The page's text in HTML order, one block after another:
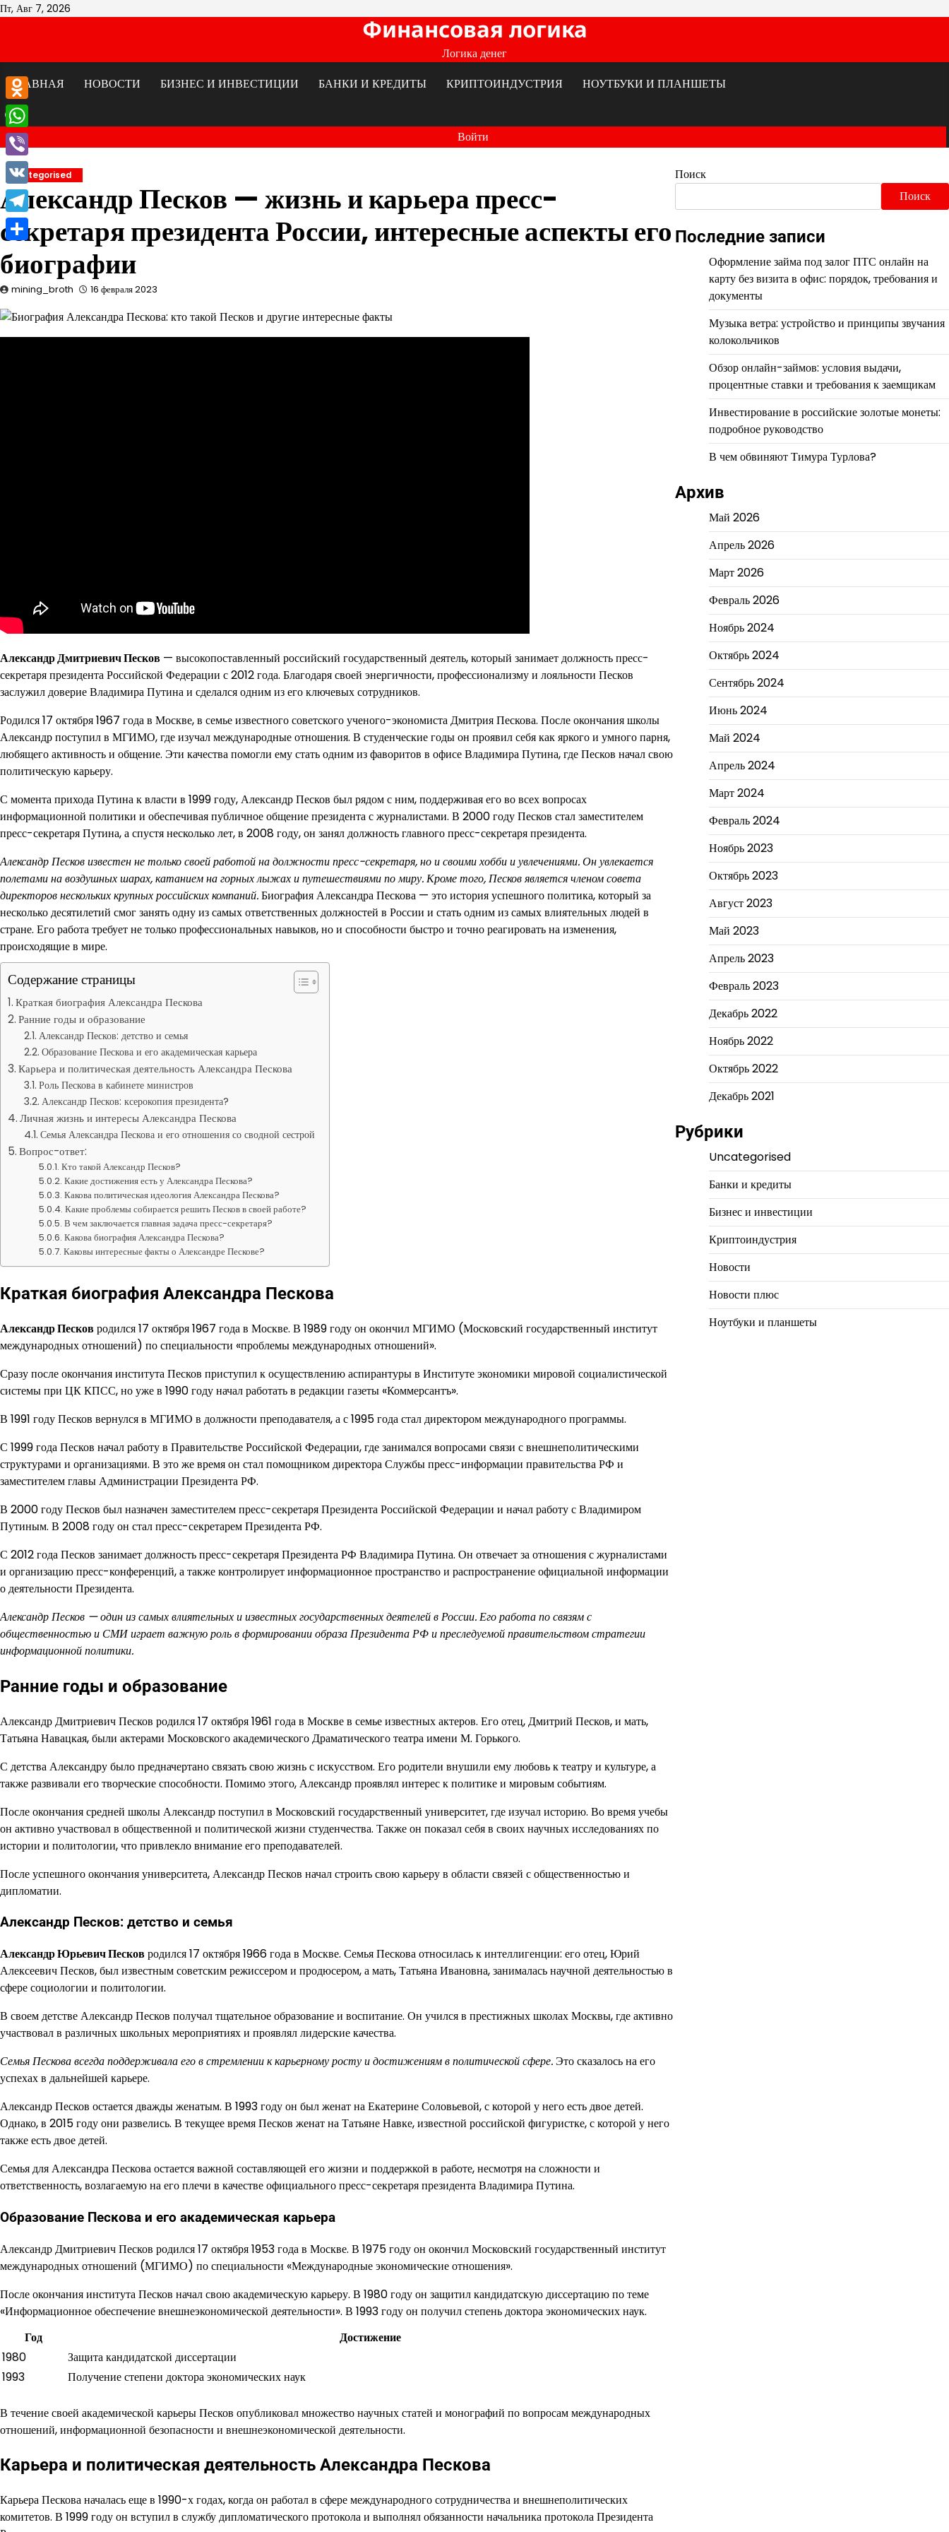
Перейти
Пт, Авг 7, 2026
Финансовая логика
Логика денег
ГЛАВНАЯ
НОВОСТИ БИЗНЕС И ИНВЕСТИЦИИ БАНКИ И КРЕДИТЫ КРИПТОИНДУСТРИЯ НОУТБУКИ И ПЛАНШЕТЫ
Войти
Uncategorised
Александр Песков — жизнь и карьера пресс-
секретаря президента России, интересные аспекты его
биографии
mining_broth 16 февраля 2023
Александр Дмитриевич Песков — высокопоставленный российский государственный деятель, который занимает должность пресс-
секретаря президента Российской Федерации с 2012 года. Благодаря своей энергичности, профессионализму и лояльности Песков
заслужил доверие Владимира Путина и сделался одним из его ключевых сотрудников.
Родился 17 октября 1967 года в Москве, в семье известного советского ученого-экономиста Дмитрия Пескова. После окончания школы
Александр поступил в МГИМО, где изучал международные отношения. В студенческие годы он проявил себя как яркого и умного парня,
любящего активность и общение. Эти качества помогли ему стать одним из фаворитов в офисе Владимира Путина, где Песков начал свою
политическую карьеру.
С момента прихода Путина к власти в 1999 году, Александр Песков был рядом с ним, поддерживая его во всех вопросах
информационной политики и обеспечивая публичное общение президента с журналистами. В 2000 году Песков стал заместителем
пресс-секретаря Путина, а спустя несколько лет, в 2008 году, он занял должность главного пресс-секретаря президента.
Александр Песков известен не только своей работой на должности пресс-секретаря, но и своими хобби и увлечениями. Он увлекается
полетами на воздушных шарах, катанием на горных лыжах и путешествиями по миру. Кроме того, Песков является членом совета
директоров нескольких крупных российских компаний.Биография Александра Пескова — это история успешного политика, который за
несколько десятилетий смог занять одну из самых ответственных должностей в России и стать одним из самых влиятельных людей в
стране. Его работа требует не только профессиональных навыков, но и способности быстро и точно реагировать на изменения,
происходящие в мире.
Содержание страницы
Краткая биография Александра Пескова
Ранние годы и образование
Александр Песков: детство и семья
Образование Пескова и его академическая карьера
Карьера и политическая деятельность Александра Пескова
Роль Пескова в кабинете министров
Александр Песков: ксерокопия президента?
Личная жизнь и интересы Александра Пескова
Семья Александра Пескова и его отношения со сводной сестрой
Вопрос-ответ:
Кто такой Александр Песков?
Какие достижения есть у Александра Пескова?
Какова политическая идеология Александра Пескова?
Какие проблемы собирается решить Песков в своей работе?
В чем заключается главная задача пресс-секретаря?
Какова биография Александра Пескова?
Каковы интересные факты о Александре Пескове?
Краткая биография Александра Пескова
Александр Песковродился 17 октября 1967 года в Москве. В 1989 году он окончил МГИМО (Московский государственный институт
международных отношений) по специальности «проблемы международных отношений».
Сразу после окончания института Песков приступил к осуществлению аспирантуры в Институте экономики мировой социалистической
системы при ЦК КПСС, но уже в 1990 году начал работать в редакции газеты «Коммерсантъ».
В 1991 году Песков вернулся в МГИМО в должности преподавателя, а с 1995 года стал директором международного программы.
С 1999 года Песков начал работу в Правительстве Российской Федерации, где занимался вопросами связи с внешнеполитическими
структурами и организациями. В это же время он стал помощником директора Службы пресс-информации правительства РФ и
заместителем главы Администрации Президента РФ.
В 2000 году Песков был назначен заместителем пресс-секретаря Президента Российской Федерации и начал работу с Владимиром
Путиным. В 2008 году он стал пресс-секретарем Президента РФ.
С 2012 года Песков занимает должность пресс-секретаря Президента РФ Владимира Путина. Он отвечает за отношения с журналистами
и организацию пресс-конференций, а также контролирует информационное пространство и распространение официальной информации
о деятельности Президента.
Александр Песков — один из самых влиятельных и известных государственных деятелей в России. Его работа по связям с
общественностью и СМИ играет важную роль в формировании образа Президента РФ и преследуемой правительством стратегии
информационной политики.
Ранние годы и образование
Александр Дмитриевич Песков родился 17 октября 1961 года в Москве в семье известных актеров. Его отец, Дмитрий Песков, и мать,
Татьяна Навацкая, были актерами Московского академического Драматического театра имени М. Горького.
С детства Александру было предначертано связать свою жизнь с искусством. Его родители внушили ему любовь к театру и культуре, а
также развивали его творческие способности. Помимо этого, Александр проявлял интерес к политике и мировым событиям.
После окончания средней школы Александр поступил в Московский государственный университет, где изучал историю. Во время учебы
он активно участвовал в общественной и политической жизни студенчества. Также он показал себя в своих научных исследованиях по
истории и политологии, что привлекло внимание его преподавателей.
После успешного окончания университета, Александр Песков начал строить свою карьеру в области связей с общественностью и
дипломатии.
Александр Песков: детство и семья
Александр Юрьевич Песковродился 17 октября 1966 года в Москве. Семья Пескова относилась к интеллигенции: его отец, Юрий
Алексеевич Песков, был известным советским режиссером и продюсером, а мать, Татьяна Ивановна, занималась научной деятельностью в
сфере социологии и политологии.
В своем детстве Александр Песков получал тщательное образование и воспитание. Он учился в престижных школах Москвы, где активно
участвовал в различных школьных мероприятиях и проявлял лидерские качества.
Семья Пескова всегда поддерживала его в стремлении к карьерному росту и достижениям в политической сфере.Это сказалось на его
успехах в дальнейшей карьере.
Александр Песков остается дважды женатым. В 1993 году он был женат на Екатерине Соловьевой, с которой у него есть двое детей.
Однако, в 2015 году они развелись. В текущее время Песков женат на Татьяне Навке, известной российской фигуристке, с которой у него
также есть двое детей.
Семья для Александра Пескова остается важной составляющей его жизни и поддержкой в работе, несмотря на сложности и
ответственность, возлагаемую на его плечи в качестве официального пресс-секретаря президента Владимира Путина.
Образование Пескова и его академическая карьера
Александр Дмитриевич Песков родился 17 октября 1953 года в Москве. В 1975 году он окончил Московский государственный институт
международных отношений (МГИМО) по специальности «Международные экономические отношения».
После окончания института Песков начал свою академическую карьеру. В 1980 году он защитил кандидатскую диссертацию по теме
«Информационное обеспечение внешнеэкономической деятельности». В 1993 году он получил степень доктора экономических наук.
Год
Достижение
1980
Защита кандидатской диссертации
1993
Получение степени доктора экономических наук
В течение своей академической карьеры Песков опубликовал множество научных статей и монографий по вопросам международных
отношений, информационной безопасности и внешнеэкономической деятельности.
Карьера и политическая деятельность Александра Пескова
Карьера Пескова началась еще в 1990-х годах, когда он работал в сфере международного сотрудничества и внешнеполитических
комитетов. В 1999 году он вступил в службу дипломатического протокола и выполнял обязанности начальника протокола Президента
Поиск
Поиск
Последние записи
Оформление займа под залог ПТС онлайн на
карту без визита в офис: порядок, требования и
документы
Музыка ветра: устройство и принципы звучания
колокольчиков
Обзор онлайн-займов: условия выдачи,
процентные ставки и требования к заемщикам
Инвестирование в российские золотые монеты:
подробное руководство
В чем обвиняют Тимура Турлова?
Архив
Май 2026
Апрель 2026
Март 2026
Февраль 2026
Ноябрь 2024
Октябрь 2024
Сентябрь 2024
Июнь 2024
Май 2024
Апрель 2024
Март 2024
Февраль 2024
Ноябрь 2023
Октябрь 2023
Август 2023
Май 2023
Апрель 2023
Февраль 2023
Декабрь 2022
Ноябрь 2022
Октябрь 2022
Декабрь 2021
Рубрики
Uncategorised
Банки и кредиты
Бизнес и инвестиции
Криптоиндустрия
Новости
Новости плюс
Ноутбуки и планшеты
Odnoklassniki
WhatsApp
Viber
VK
Telegram
Отправить